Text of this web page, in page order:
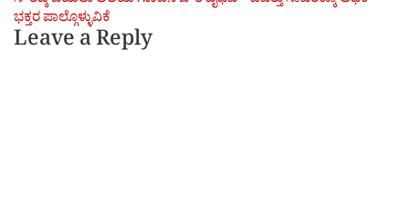
navigation
ಭಕ್ತರ ಪಾಲ್ಗೊಳ್ಳುವಿಕೆ
Leave a Reply